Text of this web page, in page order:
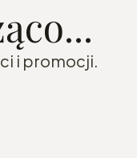
i promocji.